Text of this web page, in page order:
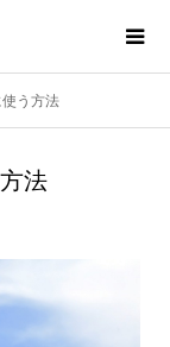
う方法
法